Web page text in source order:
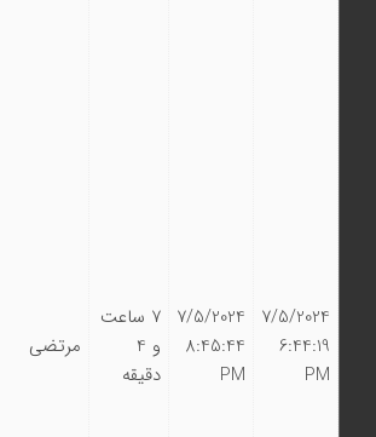
7/5/2024
6:44:19
PM
7/5/2024
8:45:44
PM
7 ساعت
و 4
دقیقه
مرتضی